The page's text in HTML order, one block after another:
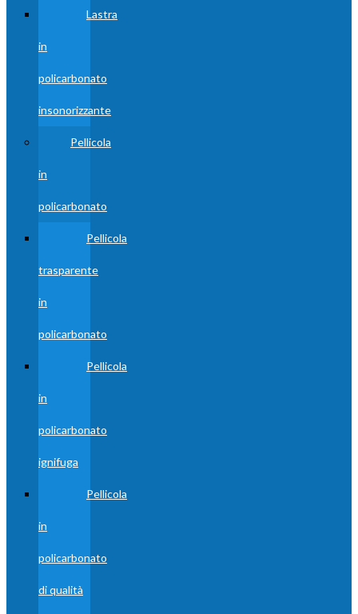
Lastra
in
policarbonato
insonorizzante
Pellicola
in
policarbonato
Pellicola
trasparente
in
policarbonato
Pellicola
in
policarbonato
ignifuga
Pellicola
in
policarbonato
di qualità